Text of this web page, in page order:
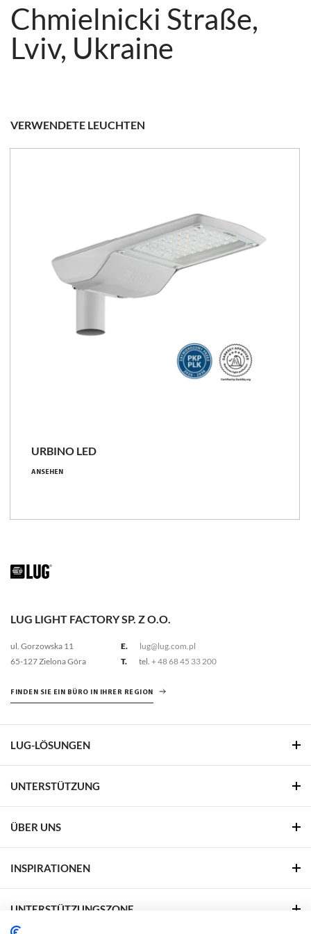
Chmielnicki Straße,
Lviv, Ukraine
VERWENDETE LEUCHTEN
URBINO LED
ANSEHEN
LUG LIGHT FACTORY SP. Z O.O.
ul. Gorzowska 11
65-127 Zielona Góra
E.
lug@lug.com.pl
T.
tel. + 48 68 45 33 200
FINDEN SIE EIN BÜRO IN IHRER REGION
LUG-LÖSUNGEN
UNTERSTÜTZUNG
ÜBER UNS
INSPIRATIONEN
UNTERSTÜTZUNGSZONE